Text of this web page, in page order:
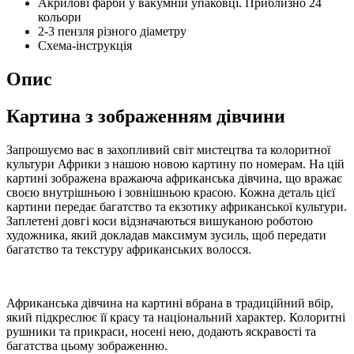
Акрилові фарби у вакумній упаковці. Приблизно 24
кольори
2-3 пензля різного діаметру
Схема-інструкція
Опис
Картина з зображенням дівчини
Запрошуємо вас в захопливий світ мистецтва та колоритної
культури Африки з нашою новою картину по номерам. На цій
картині зображена вражаюча африканська дівчина, що вражає
своєю внутрішньою і зовнішньою красою. Кожна деталь цієї
картини передає багатство та екзотику африканської культури.
Заплетені довгі коси відзначаються вишуканою роботою
художника, який докладав максимум зусиль, щоб передати
багатство та текстуру африканських волосся.
Африканська дівчина на картині вбрана в традиційний вбір,
який підкреслює її красу та національний характер. Колоритні
рушники та прикраси, носені нею, додають яскравості та
багатства цьому зображенню.